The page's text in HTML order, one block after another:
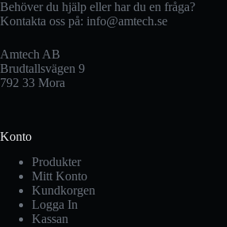
Behöver du hjälp eller har du en fråga?
Kontakta oss på: info@amtech.se
Amtech AB
Brudtallsvägen 9
792 33 Mora
Konto
Produkter
Mitt Konto
Kundkorgen
Logga In
Kassan